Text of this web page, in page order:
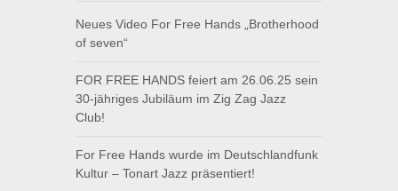
Neues Video For Free Hands „Brotherhood
of seven“
FOR FREE HANDS feiert am 26.06.25 sein
30-jähriges Jubiläum im Zig Zag Jazz
Club!
For Free Hands wurde im Deutschlandfunk
Kultur – Tonart Jazz präsentiert!